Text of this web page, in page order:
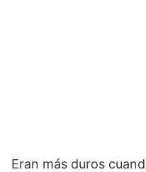
Eran más duros